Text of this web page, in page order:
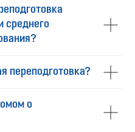
среднего
переподготовка?
о